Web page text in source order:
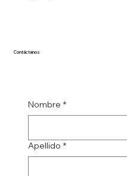
Contáctanos
Nombre *
Apellido *